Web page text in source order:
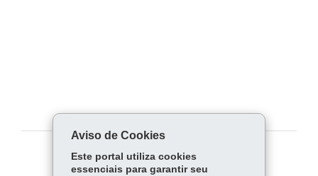
COMPARTILHE:
Aviso de Cookies
Este portal utiliza cookies
essenciais para garantir seu